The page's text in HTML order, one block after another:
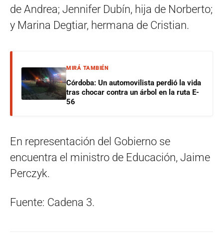
de Andrea; Jennifer Dubín, hija de Norberto;
y Marina Degtiar, hermana de Cristian.
MIRÁ TAMBIÉN
Córdoba: Un automovilista perdió la vida
tras chocar contra un árbol en la ruta E-
56
En representación del Gobierno se
encuentra el ministro de Educación, Jaime
Perczyk.
Fuente: Cadena 3.